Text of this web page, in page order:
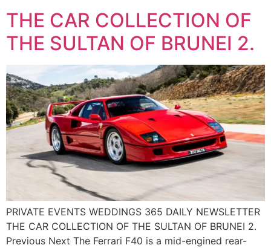
THE CAR COLLECTION OF
THE SULTAN OF BRUNEI 2.
PRIVATE EVENTS WEDDINGS 365 DAILY NEWSLETTER
THE CAR COLLECTION OF THE SULTAN OF BRUNEI 2.
Previous Next The Ferrari F40 is a mid-engined rear-